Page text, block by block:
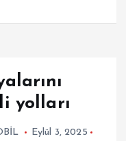
yolları
Eylül 3, 2025